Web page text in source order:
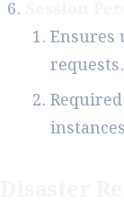
Ensures
requests.